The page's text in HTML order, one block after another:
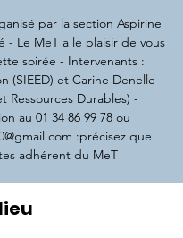
par la section Aspirine
- Le MeT a le plaisir de vous
soirée - Intervenants :
(SIEED) et Carine Denelle
Ressources Durables) -
au 01 34 86 99 78 ou
:précisez que
adhérent du MeT